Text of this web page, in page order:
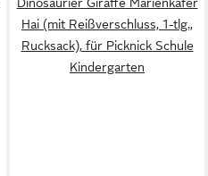
Hai (mit Reißverschluss, 1-tlg.,
Rucksack), für Picknick Schule
Kindergarten